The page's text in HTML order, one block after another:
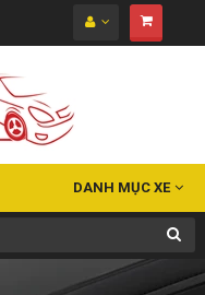
DANH MỤC XE